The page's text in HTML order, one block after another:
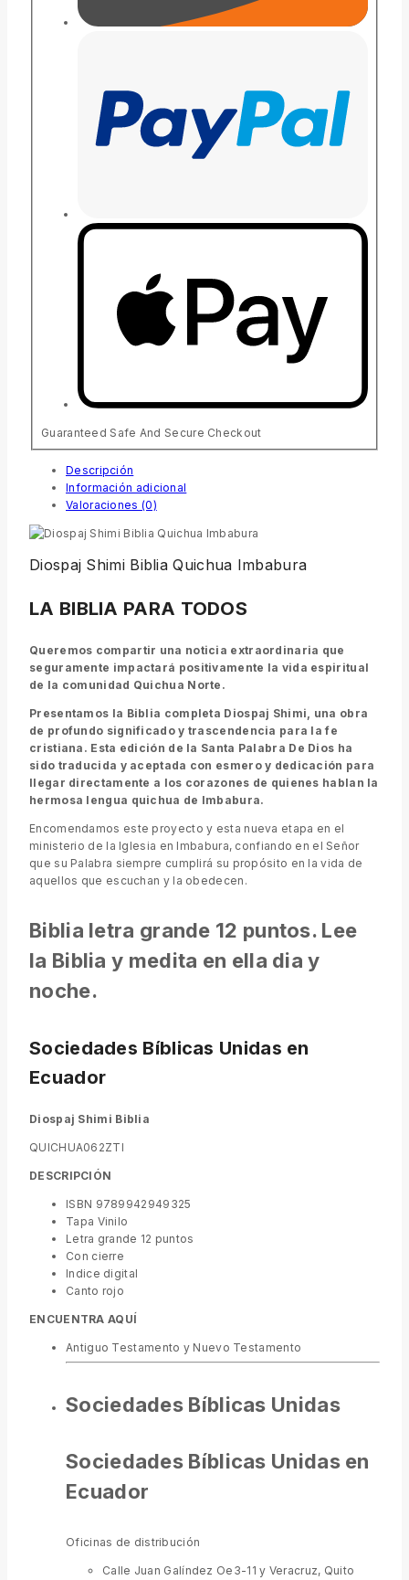
Guaranteed Safe And Secure Checkout
Descripción
Información adicional
Valoraciones (0)
Diospaj Shimi Biblia Quichua Imbabura
LA BIBLIA PARA TODOS
Queremos compartir una noticia extraordinaria que
seguramente impactará positivamente la vida espiritual
de la comunidad Quichua Norte.
Presentamos la Biblia completa Diospaj Shimi, una obra
de profundo significado y trascendencia para la fe
cristiana. Esta edición de la Santa Palabra De Dios ha
sido traducida y aceptada con esmero y dedicación para
llegar directamente a los corazones de quienes hablan la
hermosa lengua quichua de Imbabura.
Encomendamos este proyecto y esta nueva etapa en el
ministerio de la Iglesia en Imbabura, confiando en el Señor
que su Palabra siempre cumplirá su propósito en la vida de
aquellos que escuchan y la obedecen.
Biblia letra grande 12 puntos. Lee
la Biblia y medita en ella dia y
noche.
Sociedades Bíblicas Unidas en
Ecuador
Diospaj Shimi Biblia
QUICHUA062ZTI
DESCRIPCIÓN
ISBN 9789942949325
Tapa Vinilo
Letra grande 12 puntos
Con cierre
Indice digital
Canto rojo
ENCUENTRA AQUÍ
Antiguo Testamento y Nuevo Testamento
Sociedades Bíblicas Unidas
Sociedades Bíblicas Unidas en
Ecuador
Oficinas de distribución
Calle Juan Galíndez Oe3-11 y Veracruz, Quito